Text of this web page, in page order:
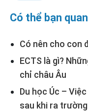
Có thể bạn
Có nên cho con
ECTS là gì?
chỉ châu Âu
Du học Úc –
sau khi ra trường